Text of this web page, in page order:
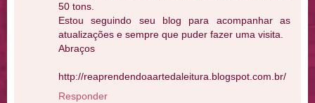
50 tons.
Estou seguindo seu blog para acompanhar as
atualizações e sempre que puder fazer uma visita.
Abraços
http://reaprendendoaartedaleitura.blogspot.com.br/
Responder